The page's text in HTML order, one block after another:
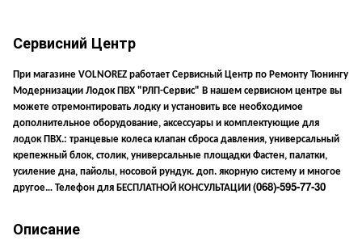
Сервисний Центр
При магазине VOLNOREZ работает Сервисный Центр по Ремонту Тюнингу
Модернизации Лодок ПВХ "РЛП-Сервис" В нашем сервисном центре вы
можете отремонтировать лодку и установить все необходимое
дополнительное оборудование, аксессуары и комплектующие для
лодок ПВХ.: транцевые колеса клапан сброса давления, универсальный
крепежный блок, столик, универсальные площадки Фастен, палатки,
усиление дна, пайолы, носовой рундук. доп. якорную систему и многое
другое… Телефон для БЕСПЛАТНОЙ КОНСУЛЬТАЦИИ (068)-595-77-30
Описание